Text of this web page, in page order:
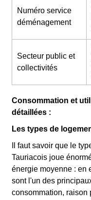
Numéro service
déménagement
Secteur public et
collectivités
Consommation et
détaillées :
Les types de
Il faut savoir que le
Tauriacois joue
énergie moyenne : en
sont l'un des
consommation, raison